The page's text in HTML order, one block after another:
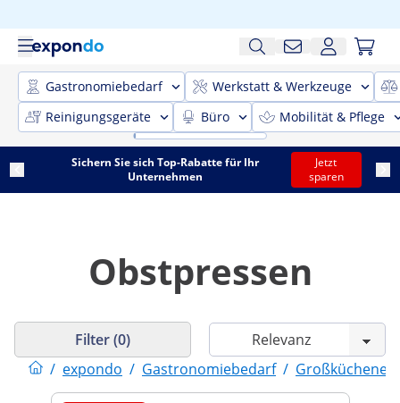
Gastronomiebedarf
Werkstatt & Werkzeuge
Reinigungsgeräte
Büro Mobilität & Pflege
Sichern Sie sich Top-Rabatte für Ihr
Unternehmen
Jetzt
sparen
Obstpressen
/ expondo / Gastronomiebedarf /
Filter (0)